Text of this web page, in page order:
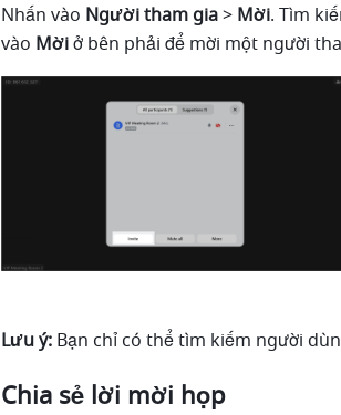
Nhấn vào Người tham gia > Mời. Tìm
vào Mời ở bên phải để mời một người
Lưu ý: Bạn chỉ có thể tìm kiếm người
Chia sẻ lời mời họp